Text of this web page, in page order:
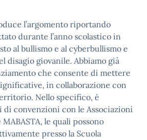
l’argomento riportando
durante l’anno scolastico in
al bullismo e al cyberbullismo e
disagio giovanile. Abbiamo già
che consente di mettere
in collaborazione con
Nello specifico, è
di convenzioni con le Associazioni
le quali possono
presso la Scuola